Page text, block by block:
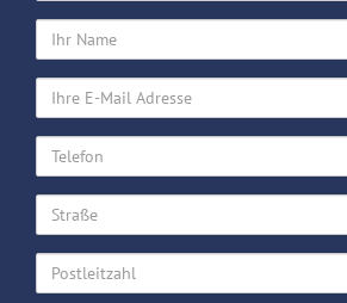
Ihr
Name
Ihre
E-
Mail
Adresse
Telefon
Straße
Postleitzahl